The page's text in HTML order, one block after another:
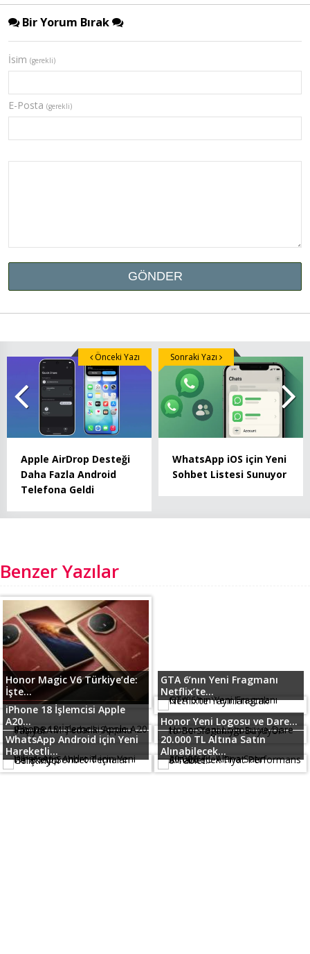
Bir Yorum Bırak
İsim (gerekli)
E-Posta (gerekli)
Apple AirDrop Desteği
Daha Fazla Android
Telefona Geldi
Önceki Yazı
WhatsApp iOS için Yeni
Sohbet Listesi Sunuyor
Sonraki Yazı
Benzer Yazılar
Honor Magic V6 Türkiye’de:
İşte...
GTA 6’nın Yeni Fragmanı
Netflix’te...
iPhone 18 İşlemcisi Apple
A20...
Honor Yeni Logosu ve Dare...
WhatsApp Android için Yeni
Hareketli...
20.000 TL Altına Satın
Alınabilecek...